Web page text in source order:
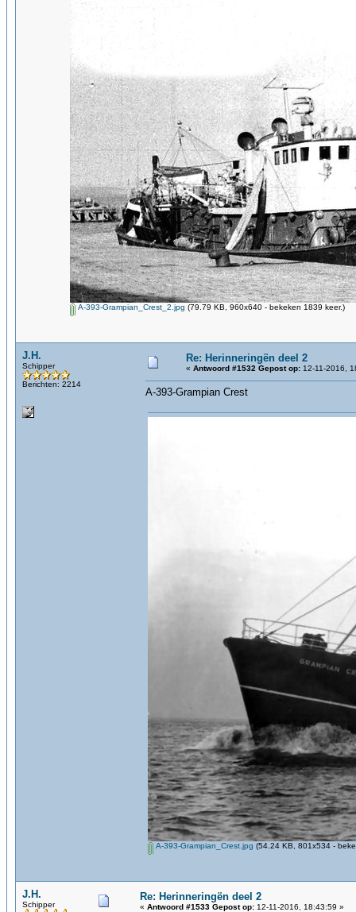
A-393-Grampian_Crest_2.jpg (79.79 KB, 960x640 - bekeken 1839 keer.)
J.H.
Schipper
Berichten: 2214
Re: Herinneringën deel 2
« Antwoord #1532 Gepost op: 12-11-2016,
A-393-Grampian Crest
A-393-Grampian_Crest.jpg (54.24 KB, 801x534 -
J.H.
Schipper
Re: Herinneringën deel 2
« Antwoord #1533 Gepost op: 12-11-2016, 18:43:59 »